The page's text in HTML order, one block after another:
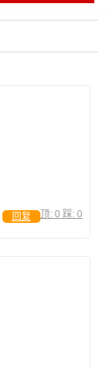
顶: 0 踩: 0
回复